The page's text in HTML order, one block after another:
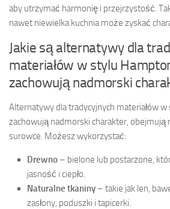
aby utrzymać harmonię i przejrzystość.
nawet niewielka kuchnia może zyskać
Jakie są alternatywy dla
materiałów w stylu
zachowują nadmorski
Alternatywy dla tradycyjnych materiałów
zachowują nadmorski charakter, obejmują
surowce. Możesz wykorzystać:
Drewno – bielone lub postarzone,
jasność i ciepło.
Naturalne tkaniny – takie jak len,
zasłony, poduszki i tapicerki.